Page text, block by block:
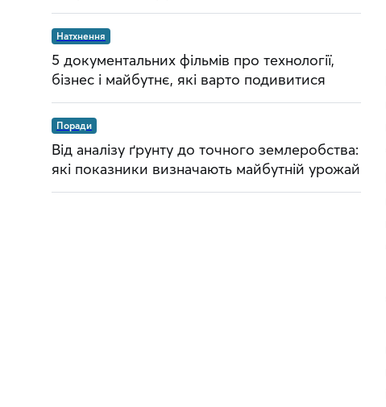
Натхнення
5 документальних фільмів про технології,
бізнес і майбутнє, які варто подивитися
Поради
Від аналізу ґрунту до точного землеробства:
які показники визначають майбутній урожай